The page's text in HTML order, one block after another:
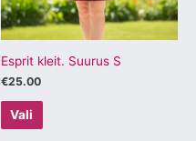
Esprit kleit. Suurus S
€25.00
Vali
saab
teha
tootelehel.